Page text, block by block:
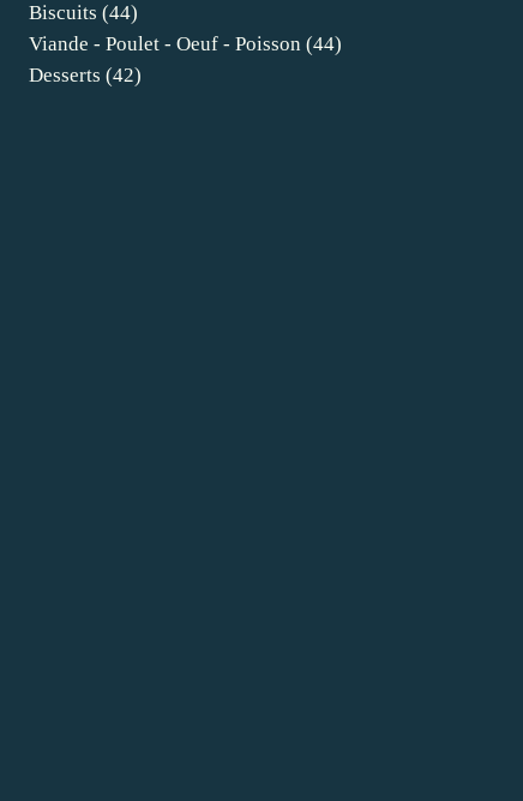
Biscuits (44)
Viande - Poulet - Oeuf - Poisson (44)
Desserts (42)